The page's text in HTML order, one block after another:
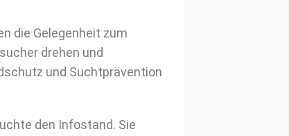
die Gelegenheit zum
drehen und
und Suchtprävention
den Infostand. Sie